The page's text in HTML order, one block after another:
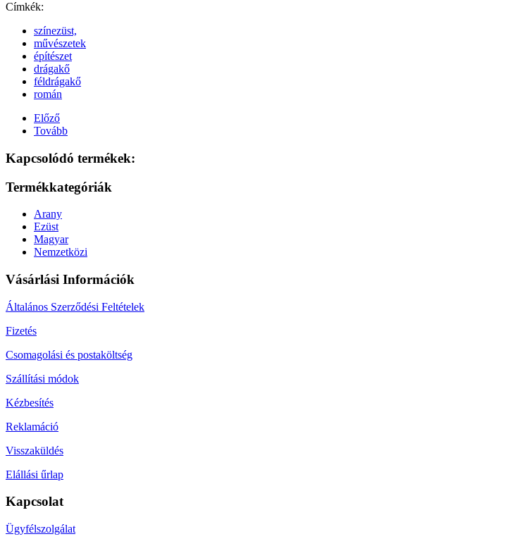
Címkék:
színezüst,
művészetek
építészet
drágakő
féldrágakő
román
Előző
Tovább
Kapcsolódó termékek:
Termékkategóriák
Arany
Ezüst
Magyar
Nemzetközi
Vásárlási Információk
Általános Szerződési Feltételek
Fizetés
Csomagolási és postaköltség
Szállítási módok
Kézbesítés
Reklamáció
Visszaküldés
Elállási űrlap
Kapcsolat
Ügyfélszolgálat